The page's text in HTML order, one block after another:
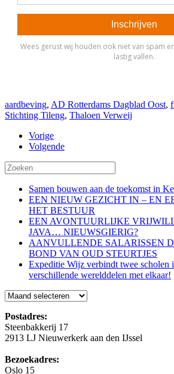
aardbeving, AD Rotterdams Dagblad Oost,
Stichting Tileng, Thaloen Verweij
Vorige
Volgende
Samen bouwen aan de toekomst in
EEN NIEUW GEZICHT IN – EN
HET BESTUUR
EEN AVONTUURLIJKE
JAVA… NIEUWSGIERIG?
AANVULLENDE SALARISSEN
BOND VAN OUD STEURTJES
Expeditie Wijz verbindt twee scholen
verschillende werelddelen met elkaar!
Blog
Postadres:
Steenbakkerij 17
2913 LJ Nieuwerkerk aan den IJssel
Bezoekadres:
Oslo 15